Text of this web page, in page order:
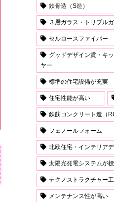
鉄骨造（S造）
３層ガラス・トリプル
セルロースファイバー
グッドデザイン賞・キ
ヤー
標準の住宅設備が充実
住宅性能が高い
鉄筋コンクリート造（
フェノールフォーム
北欧住宅・インテリア
太陽光発電システムが
テクノストラクチャー
メンテナンス性が高い